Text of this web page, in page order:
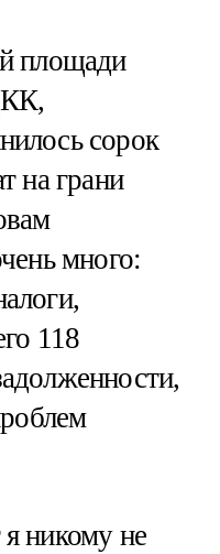
площади
сорок
на грани
много:
118
никому не